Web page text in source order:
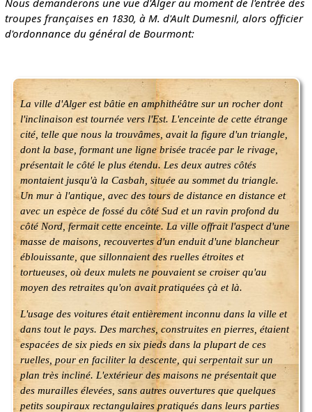
troupes françaises en 1830, à M. d'Ault Dumesnil, alors officier
d'ordonnance du général de Bourmont:
La ville d'Alger est bâtie en amphithéâtre sur un rocher dont
l'inclinaison est tournée vers l'Est. L'enceinte de cette étrange
cité, telle que nous la trouvâmes, avait la figure d'un triangle,
dont la base, formant une ligne brisée tracée par le rivage,
présentait le côté le plus étendu. Les deux autres côtés
montaient jusqu'à la Casbah, située au sommet du triangle.
Un mur à l'antique, avec des tours de distance en distance et
avec un espèce de fossé du côté Sud et un ravin profond du
côté Nord, fermait cette enceinte. La ville offrait l'aspect d'une
masse de maisons, recouvertes d'un enduit d'une blancheur
éblouissante, que sillonnaient des ruelles étroites et
tortueuses, où deux mulets ne pouvaient se croiser qu'au
moyen des retraites qu'on avait pratiquées çà et là.
L'usage des voitures était entièrement inconnu dans la ville et
dans tout le pays. Des marches, construites en pierres, étaient
espacées de six pieds en six pieds dans la plupart de ces
ruelles, pour en faciliter la descente, qui serpentait sur un
plan très incliné. L'extérieur des maisons ne présentait que
des murailles élevées, sans autres ouvertures que quelques
petits soupiraux rectangulaires pratiqués dans leurs parties